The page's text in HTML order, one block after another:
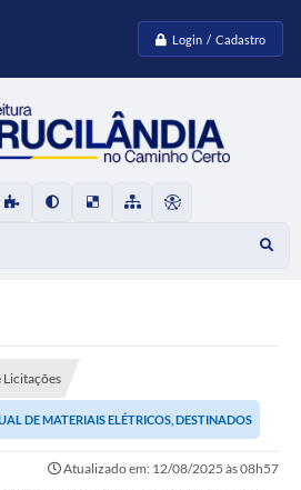
Login / Cadastro
Licitações
DE MATERIAIS ELÉTRICOS, DESTINADOS
Atualizado em: 12/08/2025 às 08h57